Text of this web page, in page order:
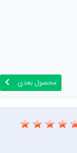
محصول بعدی